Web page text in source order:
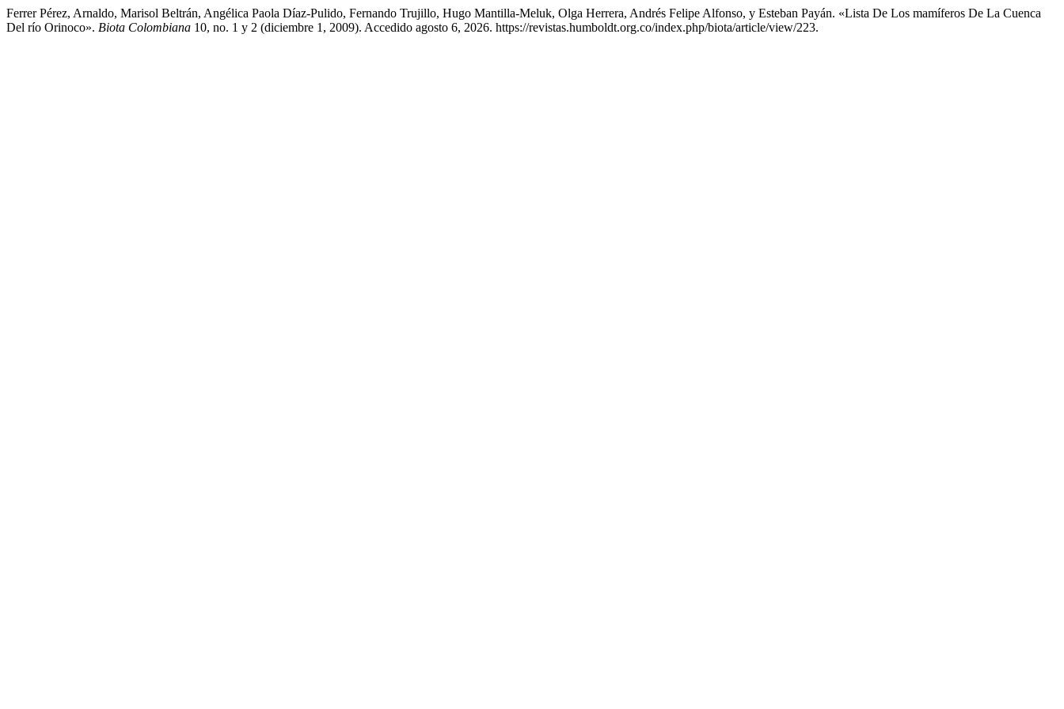
Ferrer Pérez, Arnaldo, Marisol Beltrán, Angélica Paola Díaz-Pulido, Fernando Trujillo, Hugo Mantilla-Meluk, Olga Herrera, Andrés Felipe Alfonso, y Esteban Payán. «Lista De Los mamíferos De La Cuenca
Del río Orinoco». Biota Colombiana 10, no. 1 y 2 (diciembre 1, 2009). Accedido agosto 6, 2026. https://revistas.humboldt.org.co/index.php/biota/article/view/223.